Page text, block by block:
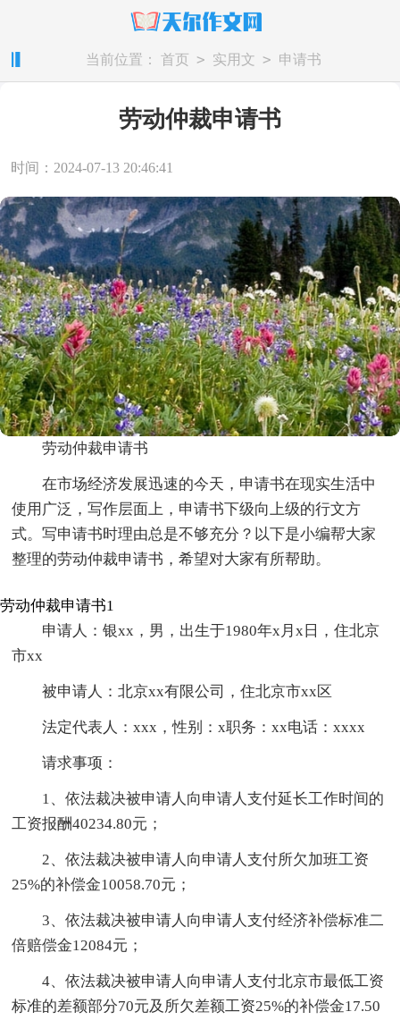
当前位置： 首页 > 实用文 > 申请书
劳动仲裁申请书
时间：2024-07-13 20:46:41
劳动仲裁申请书
在市场经济发展迅速的今天，申请书在现实生活中
使用广泛，写作层面上，申请书下级向上级的行文方
式。写申请书时理由总是不够充分？以下是小编帮大家
整理的劳动仲裁申请书，希望对大家有所帮助。
劳动仲裁申请书1
申请人：银xx，男，出生于1980年x月x日，住北京
市xx
被申请人：北京xx有限公司，住北京市xx区
法定代表人：xxx，性别：x职务：xx电话：xxxx
请求事项：
1、依法裁决被申请人向申请人支付延长工作时间的
工资报酬40234.80元；
2、依法裁决被申请人向申请人支付所欠加班工资
25%的补偿金10058.70元；
3、依法裁决被申请人向申请人支付经济补偿标准二
倍赔偿金12084元；
4、依法裁决被申请人向申请人支付北京市最低工资
标准的差额部分70元及所欠差额工资25%的补偿金17.50